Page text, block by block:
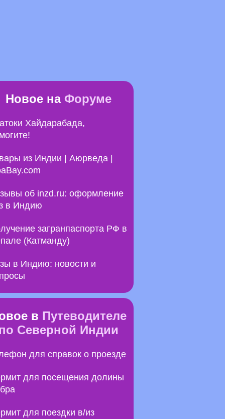
Новое на Форуме
Хайдарабада,
из Индии | Аюрведа |
об inzd.ru: оформление
в Индию
загранпаспорта РФ в
(Катманду)
в Индию: новости и
в Путеводителе
Северной Индии
для справок о проезде
для посещения долины
для поездки в/из